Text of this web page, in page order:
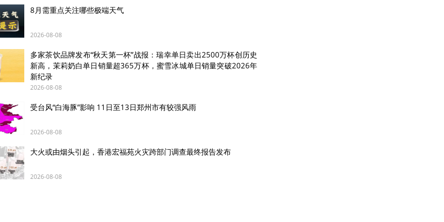
8月需重点关注哪些极端天气
2026-08-08
多家茶饮品牌发布“秋天第一杯”战报：瑞幸单日卖出2500万杯创历史
新高，茉莉奶白单日销量超365万杯，蜜雪冰城单日销量突破2026年
新纪录
2026-08-08
受台风“白海豚”影响 11日至13日郑州市有较强风雨
2026-08-08
大火或由烟头引起，香港宏福苑火灾跨部门调查最终报告发布
2026-08-08